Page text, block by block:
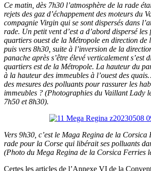
Ce matin, dès 7h30 l’atmosphère de la rade
rejets des gaz d’échappement des moteurs du
compagnie Virgin qui se sont dispersés dans
rade. Un petit vent d’est a d’abord dispersé les
quartiers ouest de la Métropole en direction de
puis vers 8h30, suite à l’inversion de la
panache après s’être élevé verticalement s’est
quartiers est de la Métropole. La hauteur du
à la hauteur des immeubles à l’ouest des
des mesures des polluants pour rassurer les
immeubles ? (Photographies du Vaillant Lady
7h50 et 8h30).
Vers 9h30, c’est le Maga Regina de la
rade pour la Corse qui libérait ses polluants
(Photo du Mega Regina de la Corsica Ferries
Certes les articles de l’Annexe VI de la